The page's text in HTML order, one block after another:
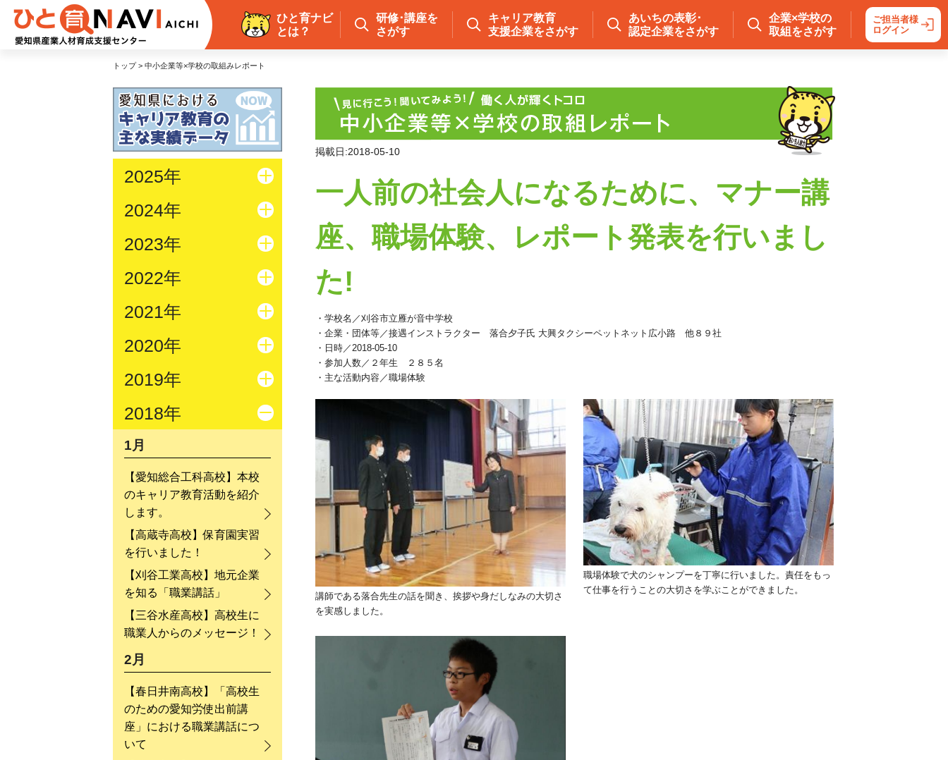
ひと育ナビ
とは？
研修･講座を
さがす
キャリア教育
支援企業をさがす
あいちの表彰･
認定企業をさがす
企業×学校の
取組をさがす
ご担当者様
ログイン
トップ > 中小企業等×学校の取組みレポート
2025年
2024年
2023年
2022年
2021年
2020年
2019年
2018年
1月
【愛知総合工科高校】本校
のキャリア教育活動を紹介
します。
【高蔵寺高校】保育園実習
を行いました！
【刈谷工業高校】地元企業
を知る「職業講話」
【三谷水産高校】高校生に
職業人からのメッセージ！
2月
【春日井南高校】「高校生
のための愛知労使出前講
座」における職業講話につ
いて
掲載日:2018-05-10
一人前の社会人になるために、マナー講
座、職場体験、レポート発表を行いまし
た!
・学校名／刈谷市立雁が音中学校
・企業・団体等／接遇インストラクター 落合夕子氏 大興タクシーペットネット広小路 他８９社
・日時／2018-05-10
・参加人数／２年生 ２８５名
・主な活動内容／職場体験
講師である落合先生の話を聞き、挨拶や身だしなみの大切さ
を実感しました。
職場体験で犬のシャンプーを丁寧に行いました。責任をもっ
て仕事を行うことの大切さを学ぶことができました。